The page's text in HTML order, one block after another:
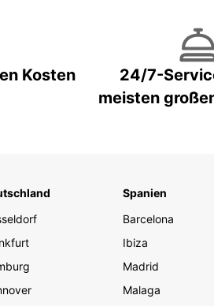
Kosten
24/7-
meisten
Spanien
Barcelona
Ibiza
Madrid
Malaga